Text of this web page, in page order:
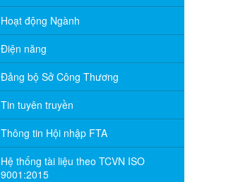
Hoạt động Ngành
Điện năng
Đảng bộ Sở Công Thương
Tin tuyên truyền
Thông tin Hội nhập FTA
Hệ thống tài liệu theo TCVN ISO
9001:2015